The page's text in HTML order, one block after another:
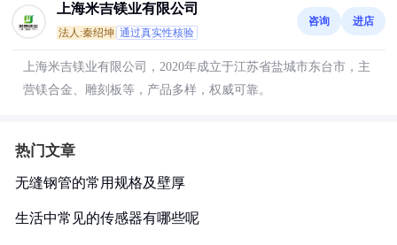
上海米吉镁业有限公司
法人:秦绍坤 通过真实性核验
咨询 进店
上海米吉镁业有限公司，2020年成立于江苏省盐城市东台市，主
营镁合金、雕刻板等，产品多样，权威可靠。
热门文章
无缝钢管的常用规格及壁厚
生活中常见的传感器有哪些呢